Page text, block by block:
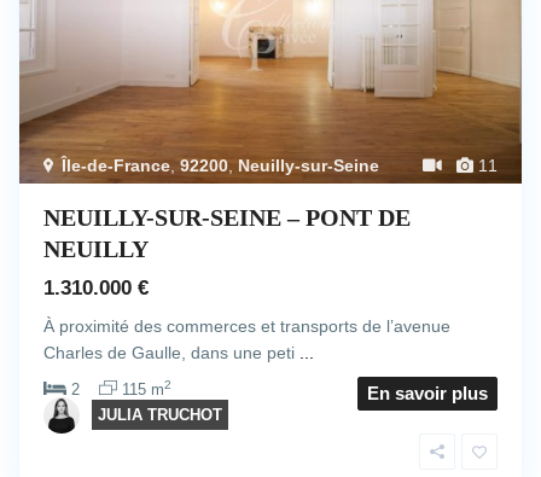
11
Île-de-France ,92200, Neuilly-sur-Seine
NEUILLY-SUR-SEINE – PONT DE
NEUILLY
1.310.000 €
À proximité des commerces et transports de l’avenue
Charles de Gaulle, dans une peti
2 115 m2 En savoir plus
JULIA TRUCHOT